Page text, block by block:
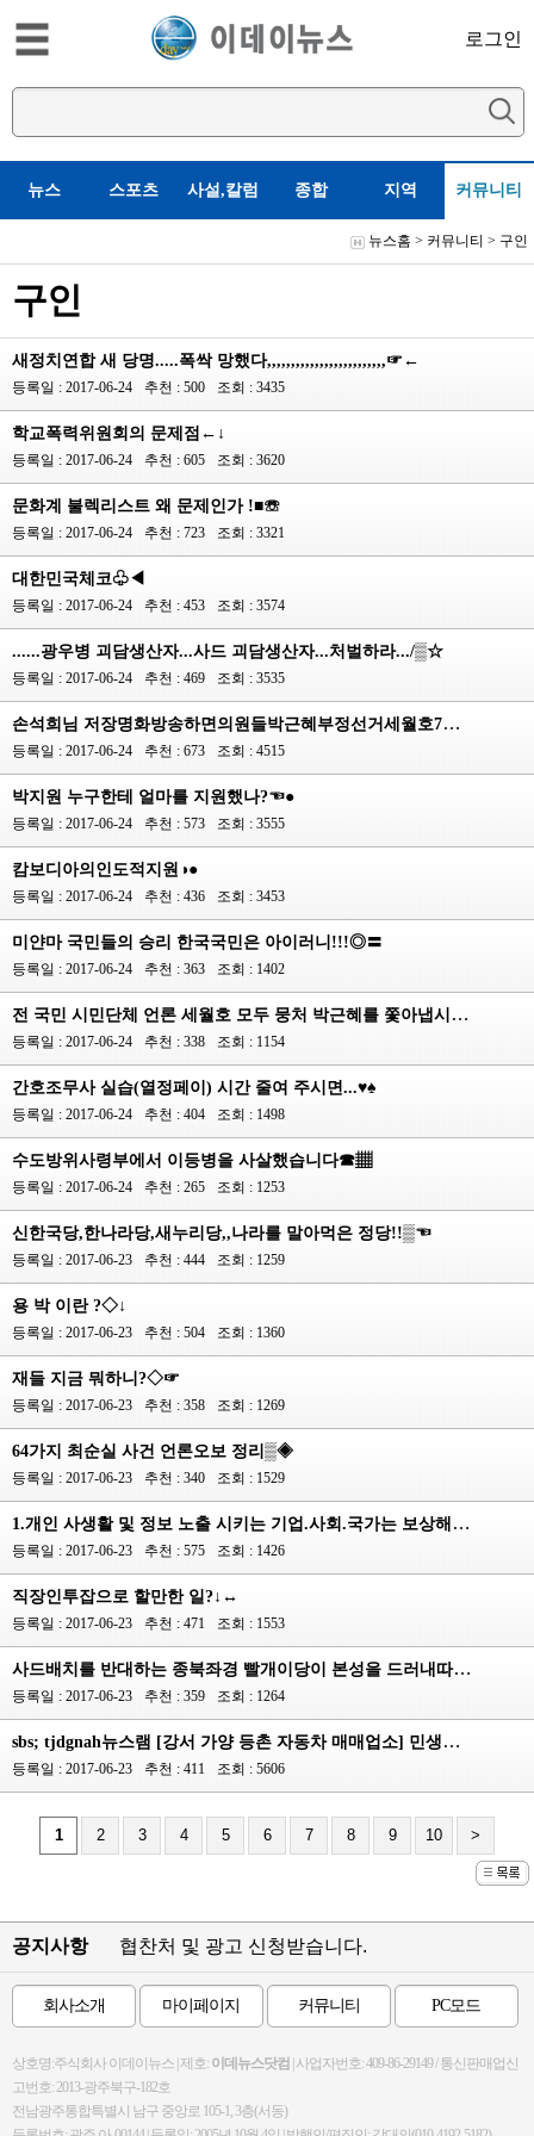
로그인
뉴스 스포츠 사설,칼럼 종합 지역 커뮤니티
뉴스홈 > 커뮤니티 > 구인
구인
새정치연합 새 당명.....폭싹 망했다,,,,,,,,,,,,,,,,,,,,,,,,,☞←
등록일 : 2017-06-24 추천 : 500 조회 : 3435
학교폭력위원회의 문제점←↓
등록일 : 2017-06-24 추천 : 605 조회 : 3620
문화계 불렉리스트 왜 문제인가 !■☏
등록일 : 2017-06-24 추천 : 723 조회 : 3321
대한민국체코♧◀
등록일 : 2017-06-24 추천 : 453 조회 : 3574
......광우병 괴담생산자...사드 괴담생산자...처벌하라.../▒☆
등록일 : 2017-06-24 추천 : 469 조회 : 3535
손석희님 저장명화방송하면의원들박근혜부정선거세월호7시간밝힘⊙◐
등록일 : 2017-06-24 추천 : 673 조회 : 4515
박지원 누구한테 얼마를 지원했나?☜●
등록일 : 2017-06-24 추천 : 573 조회 : 3555
캄보디아의인도적지원◑●
등록일 : 2017-06-24 추천 : 436 조회 : 3453
미얀마 국민들의 승리 한국국민은 아이러니!!!◎〓
등록일 : 2017-06-24 추천 : 363 조회 : 1402
전 국민 시민단체 언론 세월호 모두 뭉처 박근혜를 쫓아냅시다 !↑◇
등록일 : 2017-06-24 추천 : 338 조회 : 1154
간호조무사 실습(열정페이) 시간 줄여 주시면...♥♠
등록일 : 2017-06-24 추천 : 404 조회 : 1498
수도방위사령부에서 이등병을 사살했습니다☎▦
등록일 : 2017-06-24 추천 : 265 조회 : 1253
신한국당,한나라당,새누리당,,나라를 말아먹은 정당!!▒☜
등록일 : 2017-06-23 추천 : 444 조회 : 1259
용 박 이란 ?◇↓
등록일 : 2017-06-23 추천 : 504 조회 : 1360
재들 지금 뭐하니?◇☞
등록일 : 2017-06-23 추천 : 358 조회 : 1269
64가지 최순실 사건 언론오보 정리▒◈
등록일 : 2017-06-23 추천 : 340 조회 : 1529
1.개인 사생활 및 정보 노출 시키는 기업.사회.국가는 보상해라◇○
등록일 : 2017-06-23 추천 : 575 조회 : 1426
직장인투잡으로 할만한 일?↓↔
등록일 : 2017-06-23 추천 : 471 조회 : 1553
사드배치를 반대하는 종북좌경 빨개이당이 본성을 드러내따!→↑
등록일 : 2017-06-23 추천 : 359 조회 : 1264
sbs; tjdgnah뉴스램 [강서 가양 등촌 자동차 매매업소] 민생탐조◆♡
등록일 : 2017-06-23 추천 : 411 조회 : 5606
1 2 3 4 5 6 7 8 9 10 >
공지사항 협찬처 및 광고 신청받습니다.
회사소개 마이페이지 커뮤니티 PC모드
상호명:주식회사 이데이뉴스 | 제호: 이데뉴스닷컴 | 사업자번호: 409-86-29149 / 통신판매업신
고번호: 2013-광주북구-182호
전남광주통합특별시 남구 중앙로 105-1, 3층(서동)